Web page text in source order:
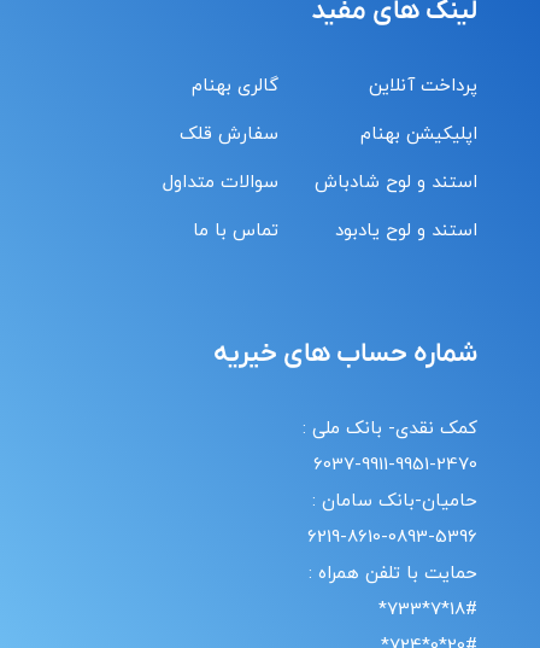
لینک های مفید
پرداخت آنلاین
اپلیکیشن بهنام
استند و لوح شادباش
استند و لوح یادبود
گالری بهنام
سفارش قلک
سوالات متداول
تماس با ما
شماره حساب های خیریه
کمک نقدی- بانک ملی :
6037-9911-9951-2470
حامیان-بانک سامان :
6219-8610-0893-5396
حمایت با تلفن همراه :
18#*7*733*